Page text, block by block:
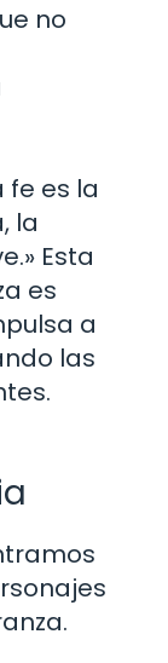
no
fe es la
la
Esta
es
a
las